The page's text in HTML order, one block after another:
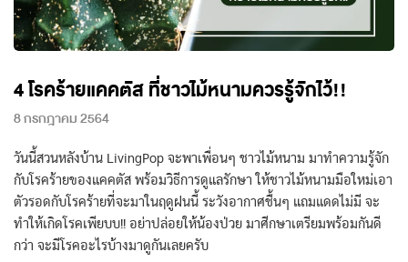
4 โรคร้ายแคคตัส ที่ชาวไม้หนามควรรู้จักไว้!!
8 กรกฎาคม 2564
วันนี้สวนหลังบ้าน LivingPop จะพาเพื่อนๆ ชาวไม้หนาม มาทําความรู้จัก
กับโรคร้ายของแคคตัส พร้อมวิธีการดูแลรักษา ให้ชาวไม้หนามมือใหม่เอา
ตัวรอดกับโรคร้ายที่จะมาในฤดูฝนนี้ ระวังอากาศชื้นๆ แถมแดดไม่มี จะ
ทำให้เกิดโรคเพียบบ!! อย่าปล่อยให้น้องป่วย มาศีกษาเตรียมพร้อมกันดี
กว่า จะมีโรคอะไรบ้างมาดูกันเลยครับ